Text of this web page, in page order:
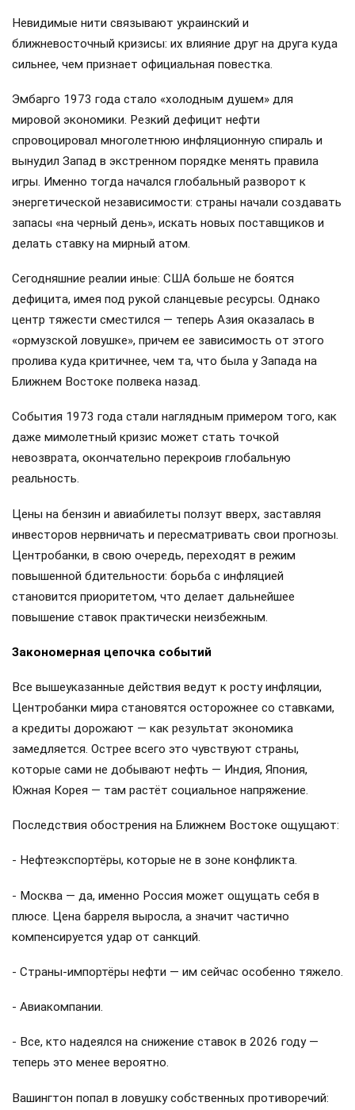
Невидимые нити связывают украинский и
ближневосточный кризисы: их влияние друг на друга куда
сильнее, чем признает официальная повестка.
Эмбарго 1973 года стало «холодным душем» для
мировой экономики. Резкий дефицит нефти
спровоцировал многолетнюю инфляционную спираль и
вынудил Запад в экстренном порядке менять правила
игры. Именно тогда начался глобальный разворот к
энергетической независимости: страны начали создавать
запасы «на черный день», искать новых поставщиков и
делать ставку на мирный атом.
Сегодняшние реалии иные: США больше не боятся
дефицита, имея под рукой сланцевые ресурсы. Однако
центр тяжести сместился — теперь Азия оказалась в
«ормузской ловушке», причем ее зависимость от этого
пролива куда критичнее, чем та, что была у Запада на
Ближнем Востоке полвека назад.
События 1973 года стали наглядным примером того, как
даже мимолетный кризис может стать точкой
невозврата, окончательно перекроив глобальную
реальность.
Цены на бензин и авиабилеты ползут вверх, заставляя
инвесторов нервничать и пересматривать свои прогнозы.
Центробанки, в свою очередь, переходят в режим
повышенной бдительности: борьба с инфляцией
становится приоритетом, что делает дальнейшее
повышение ставок практически неизбежным.
Закономерная цепочка событий
Все вышеуказанные действия ведут к росту инфляции,
Центробанки мира становятся осторожнее со ставками,
а кредиты дорожают — как результат экономика
замедляется. Острее всего это чувствуют страны,
которые сами не добывают нефть — Индия, Япония,
Южная Корея — там растёт социальное напряжение.
Последствия обострения на Ближнем Востоке ощущают:
- Нефтеэкспортёры, которые не в зоне конфликта.
- Москва — да, именно Россия может ощущать себя в
плюсе. Цена барреля выросла, а значит частично
компенсируется удар от санкций.
- Страны-импортёры нефти — им сейчас особенно тяжело.
- Авиакомпании.
- Все, кто надеялся на снижение ставок в 2026 году —
теперь это менее вероятно.
Вашингтон попал в ловушку собственных противоречий: